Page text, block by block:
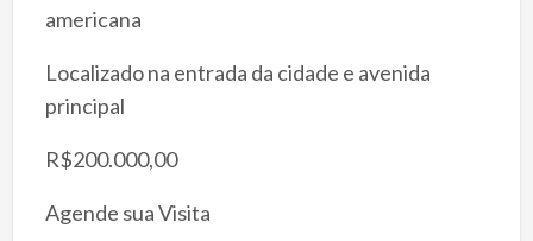
americana
Localizado na entrada da cidade e avenida
principal
R$200.000,00
Agende sua Visita